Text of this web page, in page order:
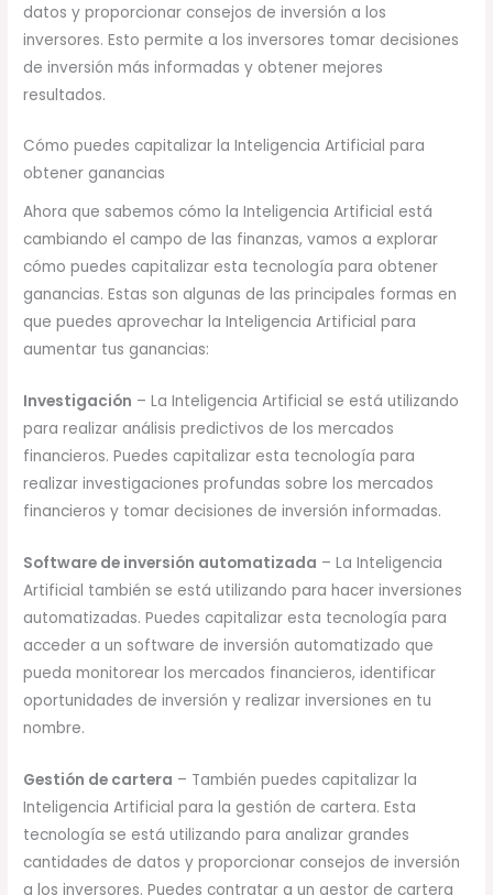
datos y proporcionar consejos de inversión a los
inversores. Esto permite a los inversores tomar decisiones
de inversión más informadas y obtener mejores
resultados.
Cómo puedes capitalizar la Inteligencia Artificial para
obtener ganancias
Ahora que sabemos cómo la Inteligencia Artificial está
cambiando el campo de las finanzas, vamos a explorar
cómo puedes capitalizar esta tecnología para obtener
ganancias. Estas son algunas de las principales formas en
que puedes aprovechar la Inteligencia Artificial para
aumentar tus ganancias:
Investigación – La Inteligencia Artificial se está utilizando
para realizar análisis predictivos de los mercados
financieros. Puedes capitalizar esta tecnología para
realizar investigaciones profundas sobre los mercados
financieros y tomar decisiones de inversión informadas.
Software de inversión automatizada – La Inteligencia
Artificial también se está utilizando para hacer inversiones
automatizadas. Puedes capitalizar esta tecnología para
acceder a un software de inversión automatizado que
pueda monitorear los mercados financieros, identificar
oportunidades de inversión y realizar inversiones en tu
nombre.
Gestión de cartera – También puedes capitalizar la
Inteligencia Artificial para la gestión de cartera. Esta
tecnología se está utilizando para analizar grandes
cantidades de datos y proporcionar consejos de inversión
a los inversores. Puedes contratar a un gestor de cartera